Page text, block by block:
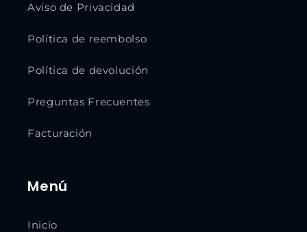
Aviso de Privacidad
Política de reembolso
Política de devolución
Preguntas Frecuentes
Facturación
Menú
Inicio